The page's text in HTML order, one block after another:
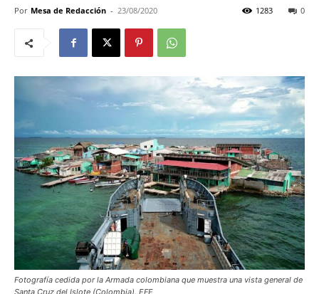
Por Mesa de Redacción - 23/08/2020 0
1283
Fotografía cedida por la Armada colombiana que muestra una vista general de
Santa Cruz del Islote (Colombia). EFE